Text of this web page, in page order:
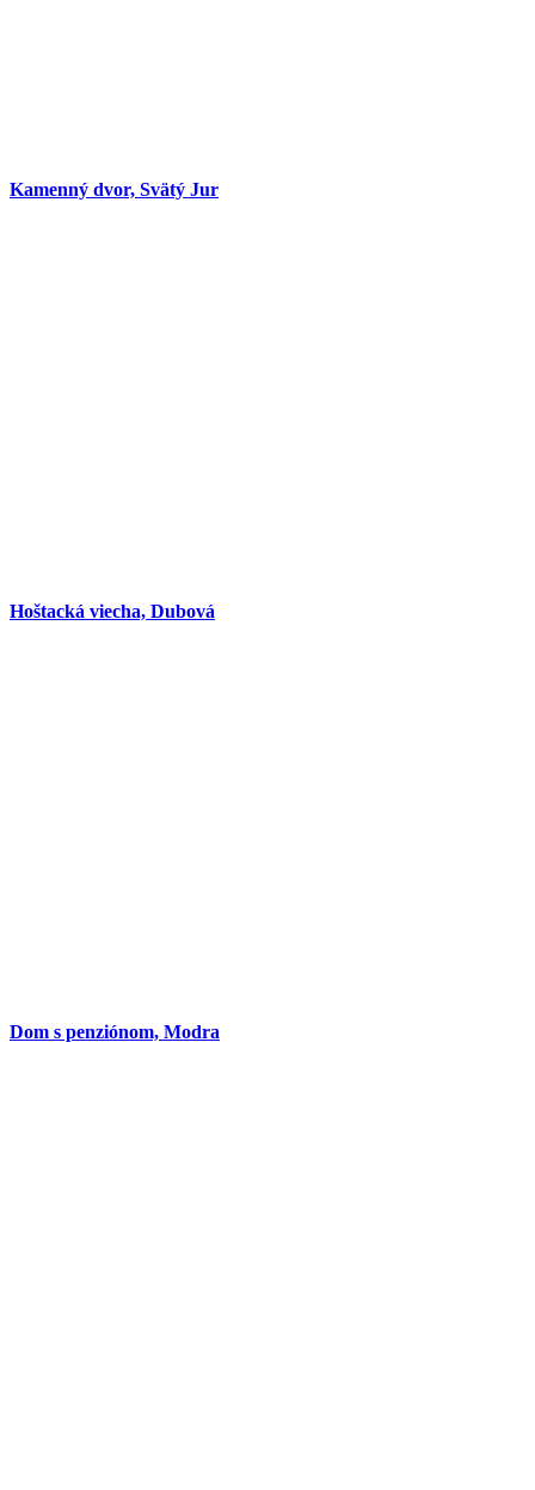
Kamenný dvor, Svätý Jur
Hoštacká viecha, Dubová
Dom s penziónom, Modra